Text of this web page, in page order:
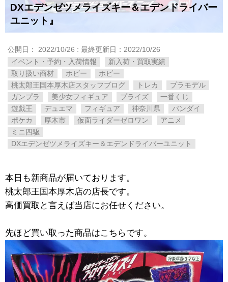
DXエデンゼツメライズキー＆エデンドライバー
ユニット』
公開日： 2022/10/26 : 最終更新日：2022/10/26
イベント・予約・入荷情報
新入荷・買取実績
取り扱い商材
ホビー
ホビー
桃太郎王国本厚木店スタッフブログ
トレカ
プラモデル
ガンプラ
美少女フィギュア プライズ
一番くじ
遊戯王
デュエマ フィギュア 神奈川県
バンダイ
ポケカ
厚木市 仮面ライダーゼロワン
アニメ
ミニ四駆
DXエデンゼツメライズキー＆エデンドライバーユニット
本日も新商品が届いております。
桃太郎王国本厚木店の店長です。
高価買取と言えば当店にお任せください。
先ほど買い取った商品はこちらです。